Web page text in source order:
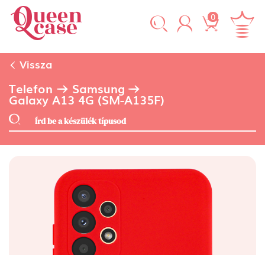
0
Vissza
Telefon Samsung
Galaxy A13 4G (SM-A135F)